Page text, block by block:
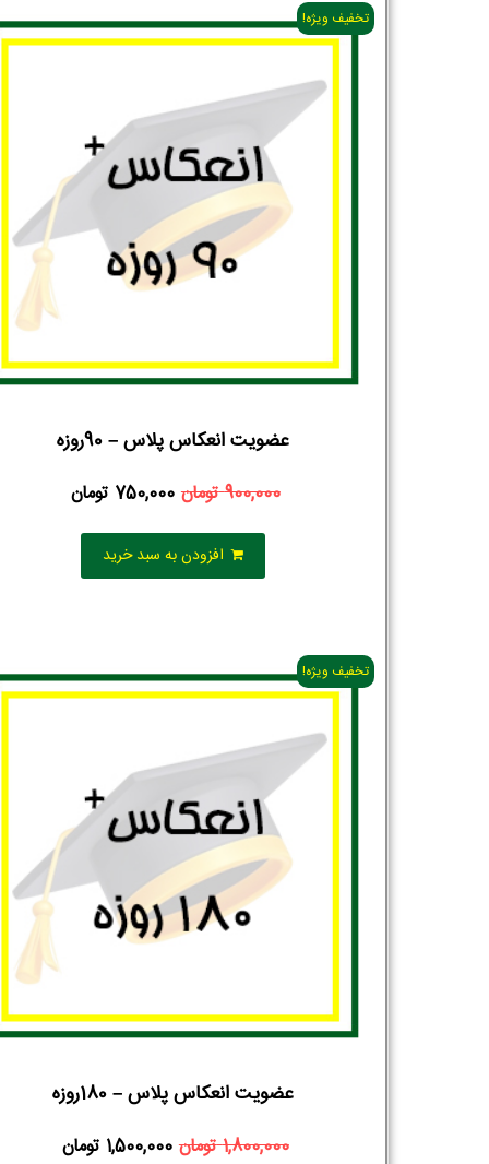
تخفیف ویژه!
عضویت انعکاس پلاس – 90روزه
900,000تومان 750,000 تومان
افزودن به سبد خرید
تخفیف ویژه!
عضویت انعکاس پلاس – 180روزه
1,800,000تومان 1,500,000 تومان